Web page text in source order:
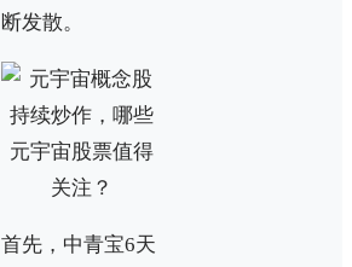
断发散。
首先，中青宝6天